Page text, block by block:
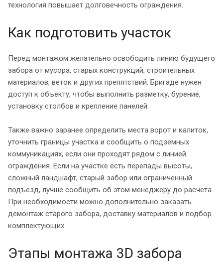
технология повышает долговечность ограждения.
Как подготовить участок
Перед монтажом желательно освободить линию будущего
забора от мусора, старых конструкций, строительных
материалов, веток и других препятствий. Бригаде нужен
доступ к объекту, чтобы выполнить разметку, бурение,
установку столбов и крепление панелей.
Также важно заранее определить места ворот и калиток,
уточнить границы участка и сообщить о подземных
коммуникациях, если они проходят рядом с линией
ограждения. Если на участке есть перепады высоты,
сложный ландшафт, старый забор или ограниченный
подъезд, лучше сообщить об этом менеджеру до расчета.
При необходимости можно дополнительно заказать
демонтаж старого забора, доставку материалов и подбор
комплектующих.
Этапы монтажа 3D забора